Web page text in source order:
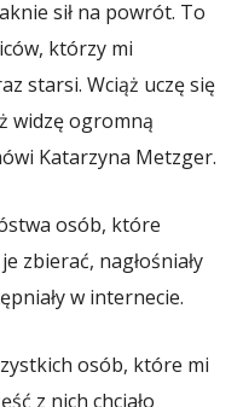
sił na powrót. To
którzy mi
starsi. Wciąż uczę się
widzę ogromną
Katarzyna Metzger.
osób, które
zbierać, nagłośniały
w internecie.
osób, które mi
z nich chciało